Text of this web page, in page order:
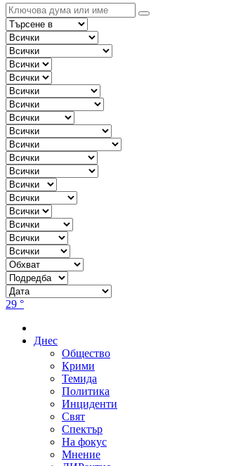
29 °
Днес
Общество
Крими
Темида
Политика
Инциденти
Свят
Спектър
На фокус
Мнение